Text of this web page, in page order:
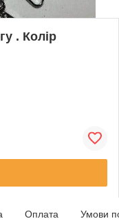
. Колір
Оплата Умови